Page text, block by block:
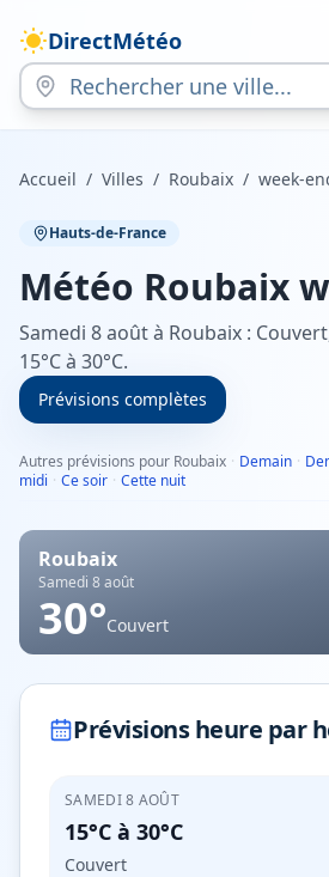
DirectMétéo
Accueil / Villes / Roubaix / week-
Hauts-de-France
Météo Roubaix
Samedi 8 août à Roubaix :
15°C à 30°C.
Prévisions complètes
Autres prévisions pour Roubaix · Demain ·
midi · Ce soir · Cette nuit
Roubaix
Samedi 8 août
30°Couvert
Prévisions heure par
SAMEDI 8 AOÛT
15°C à 30°C
Couvert